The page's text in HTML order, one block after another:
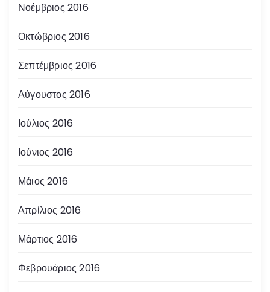
Νοέμβριος 2016
Οκτώβριος 2016
Σεπτέμβριος 2016
Αύγουστος 2016
Ιούλιος 2016
Ιούνιος 2016
Μάιος 2016
Απρίλιος 2016
Μάρτιος 2016
Φεβρουάριος 2016